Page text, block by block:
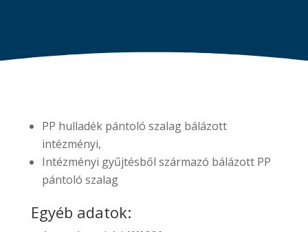
PP hulladék pántoló szalag bálázott
intézményi,
Intézményi gyűjtésből származó bálázott PP
pántoló szalag
Egyéb adatok: